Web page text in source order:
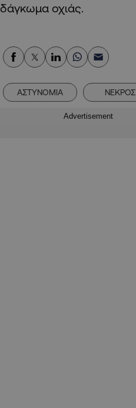
δάγκωμα οχιάς.
ΑΣΤΥΝΟΜΙΑ ΝΕΚΡΟΣ
Advertisement